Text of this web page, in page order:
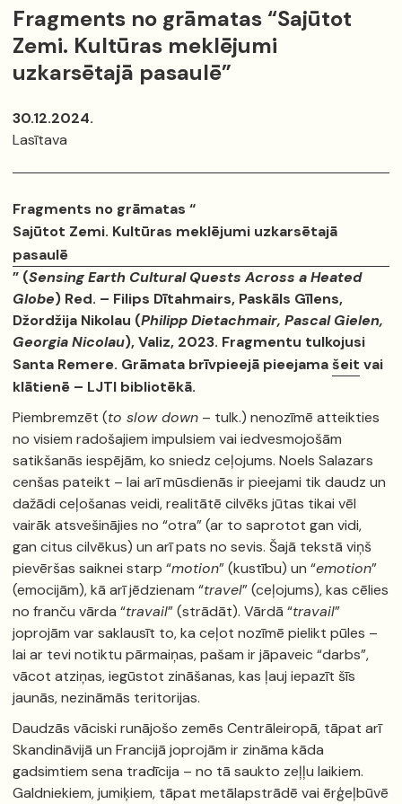
Fragments no grāmatas “Sajūtot
Zemi. Kultūras meklējumi
uzkarsētajā pasaulē”
30.12.2024.
Lasītava
Fragments no grāmatas “
Sajūtot Zemi. Kultūras meklējumi uzkarsētajā
pasaulē
” (Sensing Earth Cultural Quests Across a Heated
Globe) Red. – Filips Dītahmairs, Paskāls Gīlens,
Džordžija Nikolau (Philipp Dietachmair, Pascal Gielen,
Georgia Nicolau), Valiz, 2023. Fragmentu tulkojusi
Santa Remere. Grāmata brīvpieejā pieejamašeit vai
klātienē – LJTI bibliotēkā.
Piembremzēt (to slow down – tulk.) nenozīmē atteikties
no visiem radošajiem impulsiem vai iedvesmojošām
satikšanās iespējām, ko sniedz ceļojums. Noels Salazars
cenšas pateikt – lai arī mūsdienās ir pieejami tik daudz un
dažādi ceļošanas veidi, realitātē cilvēks jūtas tikai vēl
vairāk atsvešinājies no “otra” (ar to saprotot gan vidi,
gan citus cilvēkus) un arī pats no sevis. Šajā tekstā viņš
pievēršas saiknei starp “motion” (kustību) un “emotion”
(emocijām), kā arī jēdzienam “travel” (ceļojums), kas cēlies
no franču vārda “travail” (strādāt). Vārdā “travail”
joprojām var saklausīt to, ka ceļot nozīmē pielikt pūles –
lai ar tevi notiktu pārmaiņas, pašam ir jāpaveic “darbs”,
vācot atziņas, iegūstot zināšanas, kas ļauj iepazīt šīs
jaunās, nezināmās teritorijas.
Daudzās vāciski runājošo zemēs Centrāleiropā, tāpat arī
Skandināvijā un Francijā joprojām ir zināma kāda
gadsimtiem sena tradīcija – no tā saukto zeļļu laikiem.
Galdniekiem, jumiķiem, tāpat metālapstrādē vai ērģeļbūvē